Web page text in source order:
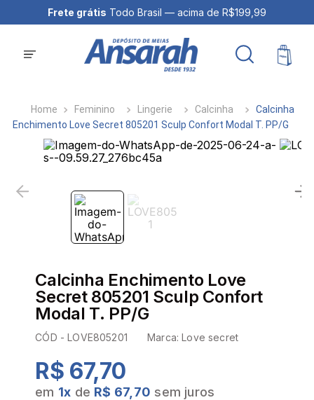
Frete grátis Todo Brasil — acima de R$199,99
Feminino Lingerie Calcinha
Calcinha
Enchimento Love Secret 805201 Sculp Confort Modal T. PP/G
Calcinha Enchimento Love
Secret 805201 Sculp Confort
Modal T. PP/G
CÓD -LOVE805201 Marca:Love secret
R$ 67,70
em 1x de R$ 67,70 sem juros